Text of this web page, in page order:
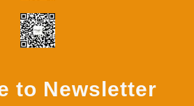
to Newsletter